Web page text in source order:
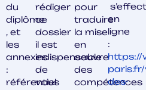
du
diplôme
, et
les
annexes
:
référentiel
rédiger
ce
dossier
il est
indispensable
de
vous
pour
traduire
la mise
en
oeuvre
des
compétences
en
ligne
:
https://
des-